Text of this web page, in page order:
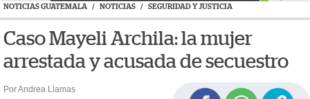
NOTICIAS GUATEMALA / NOTICIAS / SEGURIDAD Y JUSTICIA
Caso Mayeli Archila: la mujer
arrestada y acusada de secuestro
Por Andrea Llamas